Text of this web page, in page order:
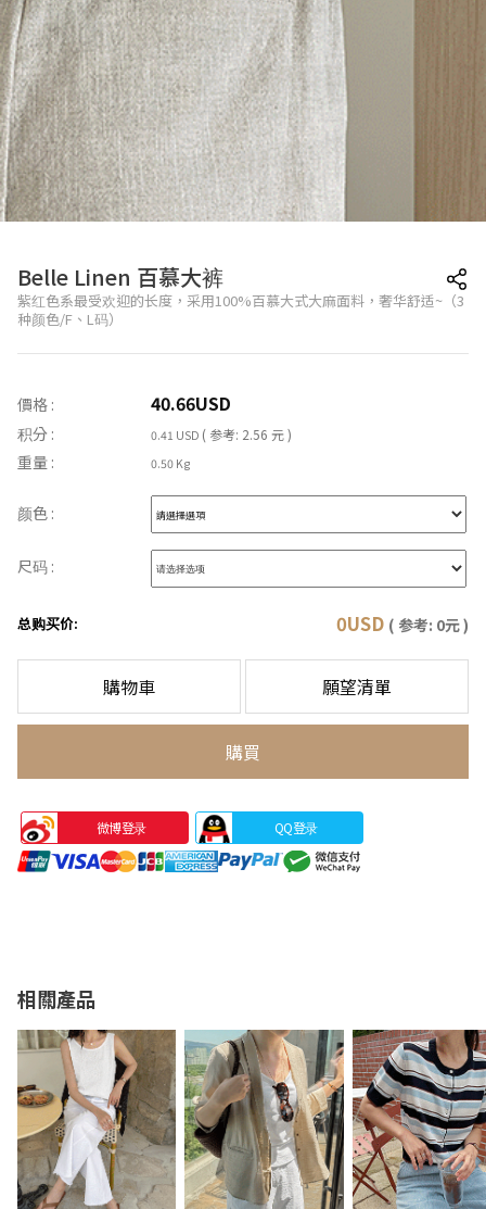
Belle Linen 百慕大裤
紫红色系最受欢迎的长度，采用100%百慕大式大麻面料，奢华舒适~（3
种颜色/F、L码）
價格 : 40.66USD
积分 : 0.41 USD ( 参考: 2.56 元 )
重量 : 0.50 Kg
颜色 :
尺码 :
总购买价: 0USD ( 参考: 0元 )
購物車 願望清單
購買
微博登录 QQ登录
相關產品